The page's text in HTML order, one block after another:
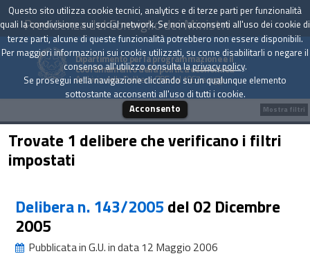
Presidenza del Consiglio dei Ministri
Dipartimento per la programmazione e il
coordinamento della politica economica
Archivio delle Delibere CIPE dal 1967 a oggi
Trovate 1 delibere che verificano i filtri
impostati
Delibera n. 143/2005 del 02 Dicembre
2005
Pubblicata in G.U. in data 12 Maggio 2006
Mostra filtri
Questo sito utilizza cookie tecnici, analytics e di terze parti per funzionalità
quali la condivisione sui social network. Se non acconsenti all'uso dei cookie di
terze parti, alcune di queste funzionalità potrebbero non essere disponibili.
Per maggiori informazioni sui cookie utilizzati, su come disabilitarli o negare il
consenso all'utilizzo consulta laprivacy policy.
Se prosegui nella navigazione cliccando su un qualunque elemento
sottostante acconsenti all'uso di tutti i cookie.
Acconsento